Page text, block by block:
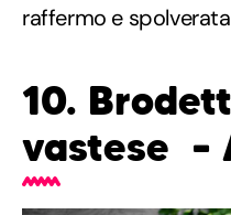
raffermo e
10.
vastese –